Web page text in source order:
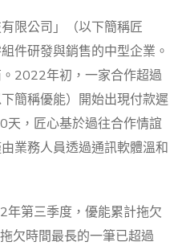
限公司」（以下簡稱匠
件研發與銷售的中型企業。
2022年初，一家合作超過
簡稱優能）開始出現付款遲
，匠心基於過往合作情誼
業務人員透過通訊軟體溫和
第三季度，優能累計拖欠
拖欠時間最長的一筆已超過